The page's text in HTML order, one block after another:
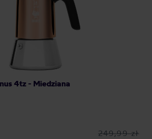
4tz - Miedziana
249,99 zł